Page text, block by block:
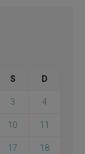
S D
3 4
10 11
17 18